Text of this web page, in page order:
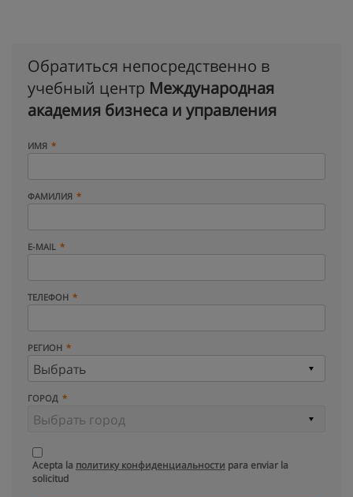
Обратиться непосредственно в
учебный центр Международная
академия бизнеса и управления
ИМЯ
ФАМИЛИЯ
E-MAIL
ТЕЛЕФОН
РЕГИОН
ГОРОД
Acepta la политику конфиденциальности para enviar la
solicitud